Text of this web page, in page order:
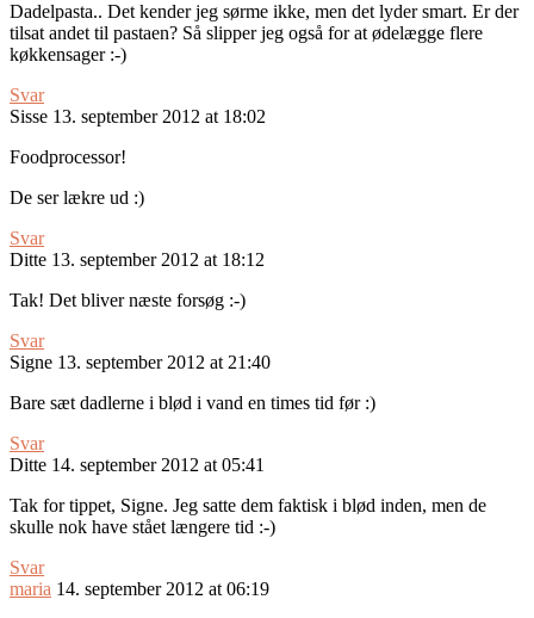
Dadelpasta.. Det kender jeg sørme ikke, men det lyder smart. Er der
tilsat andet til pastaen? Så slipper jeg også for at ødelægge flere
køkkensager :-)
Svar
Sisse 13. september 2012 at 18:02
Foodprocessor!
De ser lækre ud :)
Svar
Ditte 13. september 2012 at 18:12
Tak! Det bliver næste forsøg :-)
Svar
Signe 13. september 2012 at 21:40
Bare sæt dadlerne i blød i vand en times tid før :)
Svar
Ditte 14. september 2012 at 05:41
Tak for tippet, Signe. Jeg satte dem faktisk i blød inden, men de
skulle nok have stået længere tid :-)
Svar
maria 14. september 2012 at 06:19